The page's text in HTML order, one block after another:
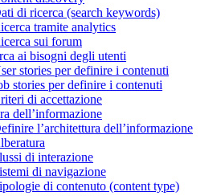
di ricerca (search keywords)
tramite analytics
sui forum
ai bisogni degli utenti
stories per definire i contenuti
stories per definire i contenuti
di accettazione
dell’informazione
l’architettura dell’informazione
di interazione
di navigazione
di contenuto (content type)